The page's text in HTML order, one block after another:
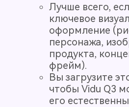
Лучше всего,
ключевое
оформление
персонажа,
продукта,
фрейм).
Вы загрузите
чтобы Vidu Q3
его